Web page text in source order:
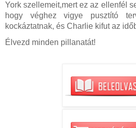
York szellemeit,mert ez az ellenfél
hogy véghez vigye pusztító
kockáztatnak, és Charlie kifut az
Élvezd minden pillanatát!